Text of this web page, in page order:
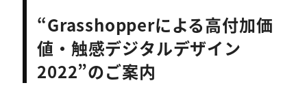
“Grasshopperによる高付加価
値・触感デジタルデザイン
2022”のご案内